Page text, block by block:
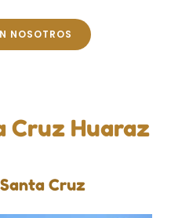
NOSOTROS
Cruz Huaraz
Cruz